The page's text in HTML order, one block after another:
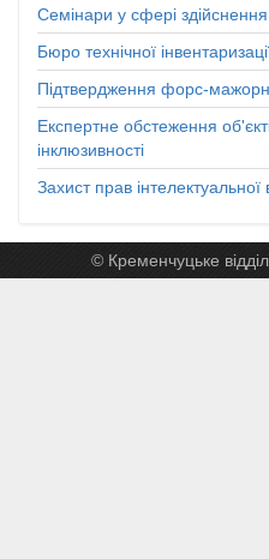
Семінари у сфері
Бюро технічної
Підтвердження форс-
Експертне обстеження
інклюзивності
Захист прав інтелектуальної
© Кременчуцьке